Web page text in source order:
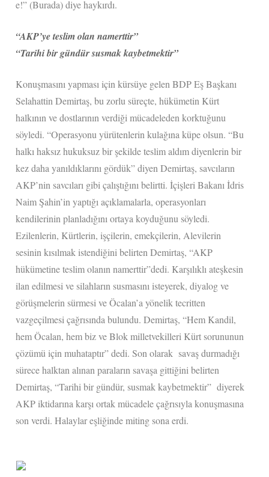
e!” (Burada) diye haykırdı.
“AKP’ye teslim olan namerttir”
“Tarihi bir gündür susmak kaybetmektir”
Konuşmasını yapması için kürsüye gelen BDP Eş Başkanı
Selahattin Demirtaş, bu zorlu süreçte, hükümetin Kürt
halkının ve dostlarının verdiği mücadeleden korktuğunu
söyledi. “Operasyonu yürütenlerin kulağına küpe olsun. “Bu
halkı haksız hukuksuz bir şekilde teslim aldım diyenlerin bir
kez daha yanıldıklarını gördük” diyen Demirtaş, savcıların
AKP’nin savcıları gibi çalıştığını belirtti. İçişleri Bakanı İdris
Naim Şahin’in yaptığı açıklamalarla, operasyonları
kendilerinin planladığını ortaya koyduğunu söyledi.
Ezilenlerin, Kürtlerin, işçilerin, emekçilerin, Alevilerin
sesinin kısılmak istendiğini belirten Demirtaş, “AKP
hükümetine teslim olanın namerttir”dedi. Karşılıklı ateşkesin
ilan edilmesi ve silahların susmasını isteyerek, diyalog ve
görüşmelerin sürmesi ve Öcalan’a yönelik tecritten
vazgeçilmesi çağrısında bulundu. Demirtaş, “Hem Kandil,
hem Öcalan, hem biz ve Blok milletvekilleri Kürt sorununun
çözümü için muhataptır” dedi. Son olarak savaş durmadığı
sürece halktan alınan paraların savaşa gittiğini belirten
Demirtaş, “Tarihi bir gündür, susmak kaybetmektir” diyerek
AKP iktidarına karşı ortak mücadele çağrısıyla konuşmasına
son verdi. Halaylar eşliğinde miting sona erdi.